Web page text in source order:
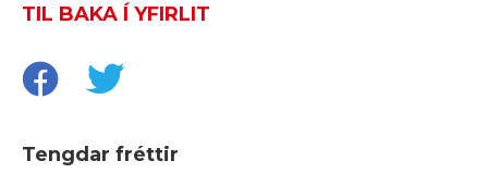
TIL BAKA Í YFIRLIT
Tengdar fréttir